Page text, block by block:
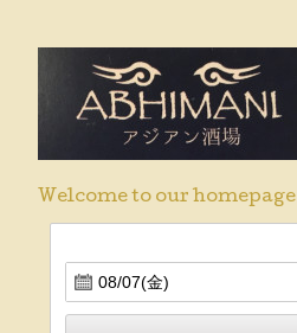
Welcome to our homepage